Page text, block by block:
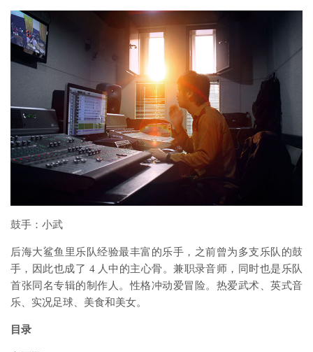
鼓手：小武
后海大鲨鱼里乐队经验最丰富的乐手，之前曾为多支乐队的鼓
手，因此也成了 4 人中的主心骨。兼职录音师，同时也是乐队
首张同名专辑的制作人。性格冲动爱冒险。热爱武术、英式音
乐、实况足球、美食和美女。
目录